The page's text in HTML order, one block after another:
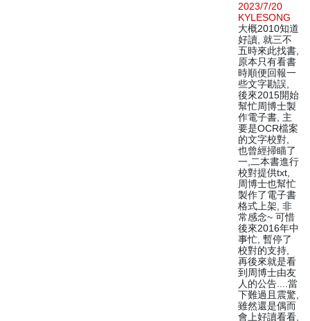
2023/7/20
KYLESONG
大概2010知道
好讀, 就三不
五時來此找書,
原本只有看書
時順便回報一
些文字勘誤,
後來2015開始
幫忙周博士製
作電子書, 主
要是OCR檔案
的文字校對,
也曾經掃瞄了
一,二本書進行
校對提供txt,
周博士也幫忙
製作了電子書
格式上架, 非
常感念~ 可惜
後來2016年中
事忙, 暫停了
校對的支持,
再後來就是看
到周博士由友
人的公告....當
下難過且震驚,
雖然還是偶而
會上好讀看看,